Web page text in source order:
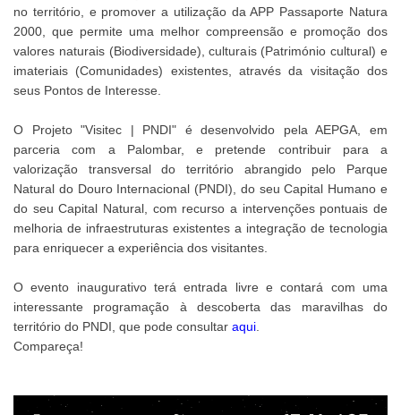
no território, e promover a utilização da APP Passaporte Natura
2000, que permite uma melhor compreensão e promoção dos
valores naturais (Biodiversidade), culturais (Património cultural) e
imateriais (Comunidades) existentes, através da visitação dos
seus Pontos de Interesse.
O Projeto "Visitec | PNDI" é desenvolvido pela AEPGA, em
parceria com a Palombar, e pretende contribuir para a
valorização transversal do território abrangido pelo Parque
Natural do Douro Internacional (PNDI), do seu Capital Humano e
do seu Capital Natural, com recurso a intervenções pontuais de
melhoria de infraestruturas existentes a integração de tecnologia
para enriquecer a experiência dos visitantes.
O evento inaugurativo terá entrada livre e contará com uma
interessante programação à descoberta das maravilhas do
território do PNDI, que pode consultar aqui
Compareça!